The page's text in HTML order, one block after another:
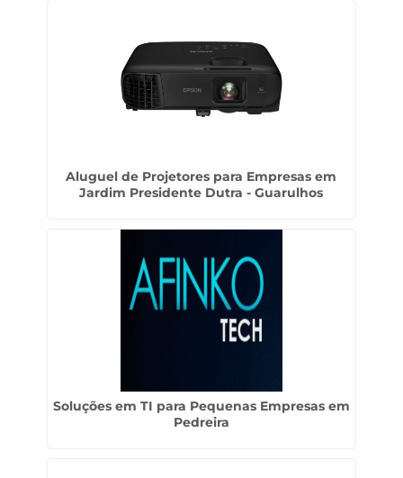
Aluguel de Projetores para Empresas em
Jardim Presidente Dutra - Guarulhos
Soluções em TI para Pequenas Empresas em
Pedreira